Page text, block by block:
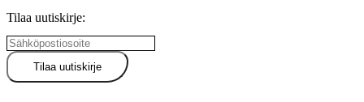
Tilaa uutiskirje: